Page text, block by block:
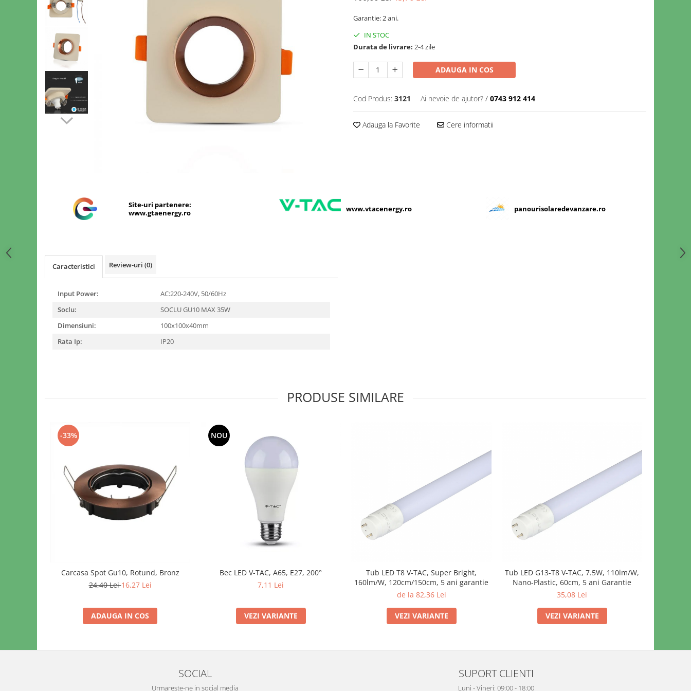
Lămpi de Birou
Garantie: 2 ani.
IN STOC
Durata de livrare: 2-4 zile
ADAUGA IN COS
Cod Produs: 3121 Ai nevoie de ajutor? / 0743 912 414
Adauga la Favorite Cere informatii
Site-uri partenere:
www.gtaenergy.ro
www.vtacenergy.ro panourisolaredevanzare.ro
Caracteristici Review-uri (0)
Input Power:
AC:220-240V, 50/60Hz
Soclu:
SOCLU GU10 MAX 35W
Dimensiuni:
100x100x40mm
Rata Ip:
IP20
PRODUSE SIMILARE
-33%
Carcasa Spot Gu10, Rotund, Bronz
24,40 Lei16,27 Lei
ADAUGA IN COS
NOU
Bec LED V-TAC, A65, E27, 200°
7,11 Lei
VEZI VARIANTE
Tub LED T8 V-TAC, Super Bright,
160lm/W, 120cm/150cm, 5 ani garantie
de la 82,36 Lei
VEZI VARIANTE
Tub LED G13-T8 V-TAC, 7.5W, 110lm/W,
Nano-Plastic, 60cm, 5 ani Garantie
35,08 Lei
VEZI VARIANTE
SOCIAL
Urmareste-ne in social media
SUPORT CLIENTI
Luni - Vineri: 09:00 - 18:00